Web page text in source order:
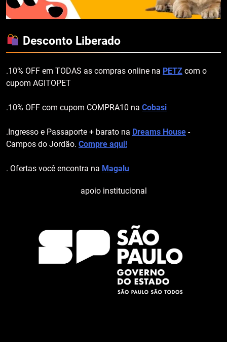
Desconto Liberado
.10% OFF em TODAS as compras online na PETZ com o
cupom AGITOPET
.10% OFF com cupom COMPRA10 na Cobasi
.Ingresso e Passaporte + barato na Dreams House -
Campos do Jordão. Compre aqui!
. Ofertas você encontra na Magalu
apoio institucional